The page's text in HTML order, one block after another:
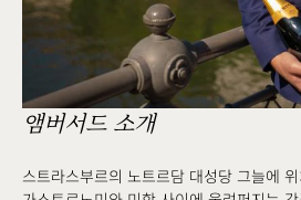
앰버서드 소개
스트라스부르의 노트르담 대성당 그늘에